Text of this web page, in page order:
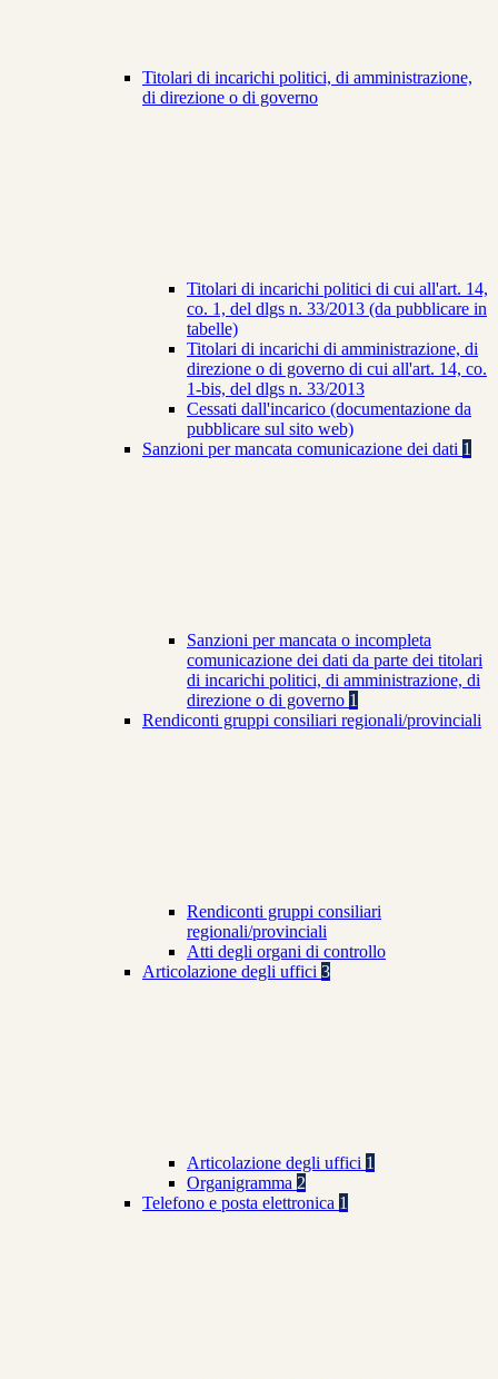
Titolari di incarichi politici, di amministrazione,
di direzione o di governo
Titolari di incarichi politici di cui all'art. 14,
co. 1, del dlgs n. 33/2013 (da pubblicare in
tabelle)
Titolari di incarichi di amministrazione, di
direzione o di governo di cui all'art. 14, co.
1-bis, del dlgs n. 33/2013
Cessati dall'incarico (documentazione da
pubblicare sul sito web)
Sanzioni per mancata comunicazione dei dati 1
Sanzioni per mancata o incompleta
comunicazione dei dati da parte dei titolari
di incarichi politici, di amministrazione, di
direzione o di governo 1
Rendiconti gruppi consiliari regionali/provinciali
Rendiconti gruppi consiliari
regionali/provinciali
Atti degli organi di controllo
Articolazione degli uffici 3
Articolazione degli uffici 1
Organigramma 2
Telefono e posta elettronica 1